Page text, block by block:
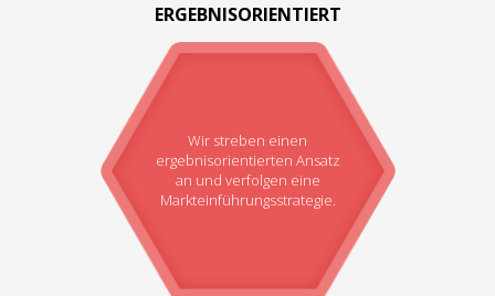
ERGEBNISORIENTIERT
Wir streben einen
ergebnisorientierten Ansatz
an und verfolgen eine
Markteinführungsstrategie.